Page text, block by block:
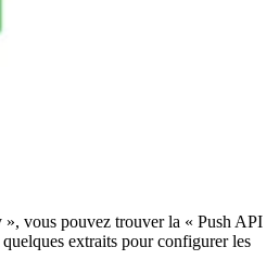
vous pouvez trouver la « Push API
extraits pour configurer les